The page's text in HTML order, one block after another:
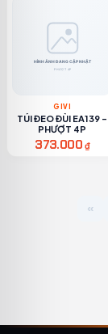
GIVI
TÚI ĐEO ĐÙI EA139 -
PHƯỢT 4P
373.000 ₫
«